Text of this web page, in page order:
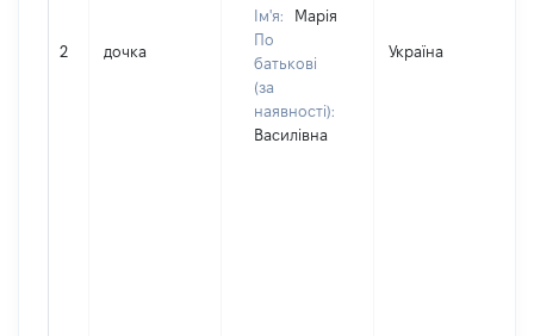
2 дочка
Ім'я:
Марія
По
батькові
(за
наявності):
Василівна
Україна